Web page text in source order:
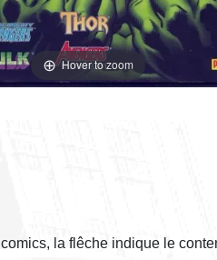
Hover to zoom
la flêche indique le